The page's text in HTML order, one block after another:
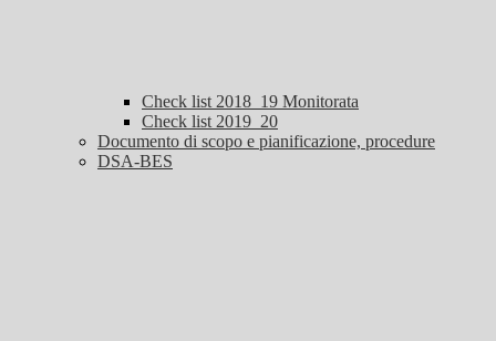
Check list 2018_19 Monitorata
Check list 2019_20
Documento di scopo e pianificazione, procedure
DSA-BES